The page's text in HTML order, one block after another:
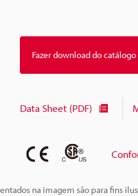
na imagem são para fins
Fazer download do catálogo
Data Sheet (PDF)